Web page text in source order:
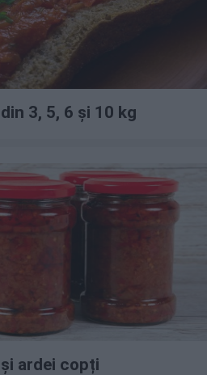
3, 5, 6 și 10 kg
ardei copți